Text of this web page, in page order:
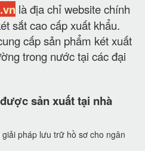
là địa chỉ website chính
sắt cao cấp xuất khẩu.
cấp sản phẩm két xuất
trong nước tại các đại
sản xuất tại nhà
pháp lưu trữ hồ sơ cho ngân